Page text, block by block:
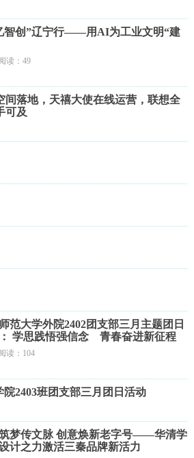
智创”辽宁行——用AI为工业文明“建
读：49
落地，天禧大使在线运营，联想全
可及
范大学外院2402团支部三月主题团日
学思践悟强信念 青春奋进新征程
读：104
2403班团支部三月团日活动
梦传文脉 创意焕新老字号——华清学
计之力激活三秦品牌新活力